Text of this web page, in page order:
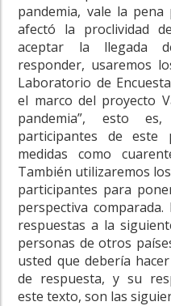
pandemia, vale la
afectó la proclividad
aceptar la llegada
responder, usaremos
Laboratorio de
el marco del proyecto
pandemia”, esto
participantes de este
medidas como
También utilizaremos
participantes para
perspectiva
respuestas a la
personas de otros
usted que debería
de respuesta, y su
este texto, son las